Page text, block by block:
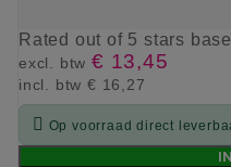
Rated out of 5 stars
excl. btw € 13,45
incl. btw € 16,27
 Op voorraad direct